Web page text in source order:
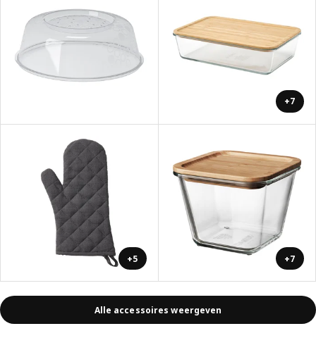
+7
+5 +7
Alle accessoires weergeven